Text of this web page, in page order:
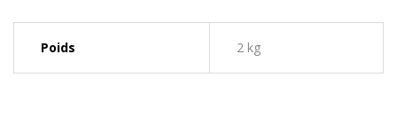
Poids 2 kg